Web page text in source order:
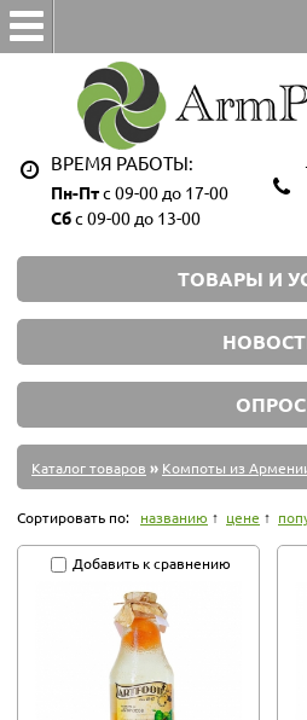
ВРЕМЯ РАБОТЫ:
Пн-Птс 09-00 до 17-00
Сбс 09-00 до 13-00
ТОВАРЫ И
ОПРОС
Каталог товаров » Компоты из
Сортировать по: названию цене
Добавить к сравнению